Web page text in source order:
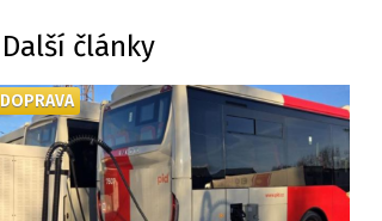
Další články
DOPRAVA